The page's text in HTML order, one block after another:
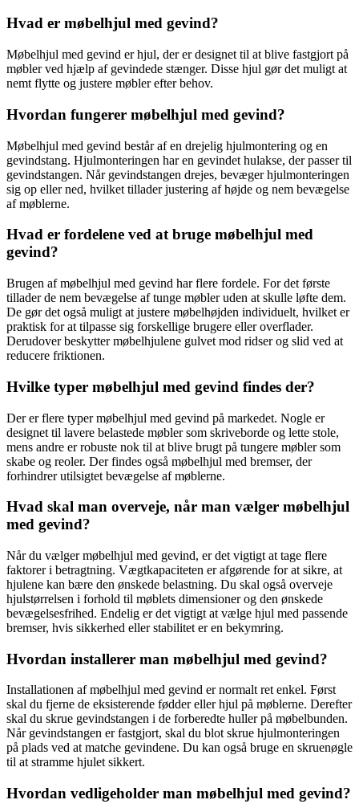
Hvad er møbelhjul med gevind?
Møbelhjul med gevind er hjul, der er designet til at blive fastgjort på
møbler ved hjælp af gevindede stænger. Disse hjul gør det muligt at
nemt flytte og justere møbler efter behov.
Hvordan fungerer møbelhjul med gevind?
Møbelhjul med gevind består af en drejelig hjulmontering og en
gevindstang. Hjulmonteringen har en gevindet hulakse, der passer til
gevindstangen. Når gevindstangen drejes, bevæger hjulmonteringen
sig op eller ned, hvilket tillader justering af højde og nem bevægelse
af møblerne.
Hvad er fordelene ved at bruge møbelhjul med
gevind?
Brugen af møbelhjul med gevind har flere fordele. For det første
tillader de nem bevægelse af tunge møbler uden at skulle løfte dem.
De gør det også muligt at justere møbelhøjden individuelt, hvilket er
praktisk for at tilpasse sig forskellige brugere eller overflader.
Derudover beskytter møbelhjulene gulvet mod ridser og slid ved at
reducere friktionen.
Hvilke typer møbelhjul med gevind findes der?
Der er flere typer møbelhjul med gevind på markedet. Nogle er
designet til lavere belastede møbler som skriveborde og lette stole,
mens andre er robuste nok til at blive brugt på tungere møbler som
skabe og reoler. Der findes også møbelhjul med bremser, der
forhindrer utilsigtet bevægelse af møblerne.
Hvad skal man overveje, når man vælger møbelhjul
med gevind?
Når du vælger møbelhjul med gevind, er det vigtigt at tage flere
faktorer i betragtning. Vægtkapaciteten er afgørende for at sikre, at
hjulene kan bære den ønskede belastning. Du skal også overveje
hjulstørrelsen i forhold til møblets dimensioner og den ønskede
bevægelsesfrihed. Endelig er det vigtigt at vælge hjul med passende
bremser, hvis sikkerhed eller stabilitet er en bekymring.
Hvordan installerer man møbelhjul med gevind?
Installationen af møbelhjul med gevind er normalt ret enkel. Først
skal du fjerne de eksisterende fødder eller hjul på møblerne. Derefter
skal du skrue gevindstangen i de forberedte huller på møbelbunden.
Når gevindstangen er fastgjort, skal du blot skrue hjulmonteringen
på plads ved at matche gevindene. Du kan også bruge en skruenøgle
til at stramme hjulet sikkert.
Hvordan vedligeholder man møbelhjul med gevind?